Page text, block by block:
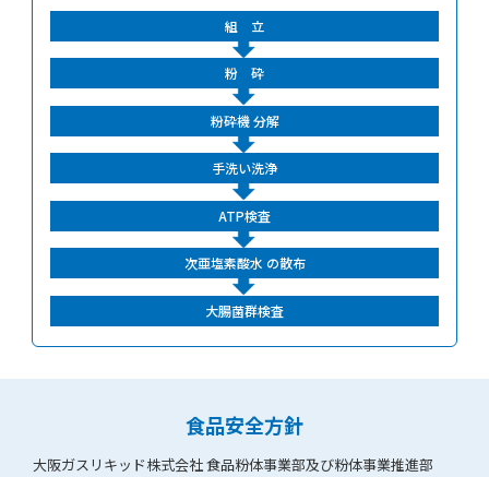
組 立
粉 砕
粉砕機分解
手洗い洗浄
ATP検査
次亜塩素酸水 の散布
大腸菌群検査
食品安全方針
大阪ガスリキッド株式会社 食品粉体事業部及び粉体事業推進部